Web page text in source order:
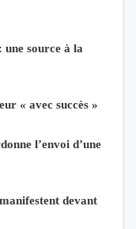
source à la
« avec succès »
l’envoi d’une
devant